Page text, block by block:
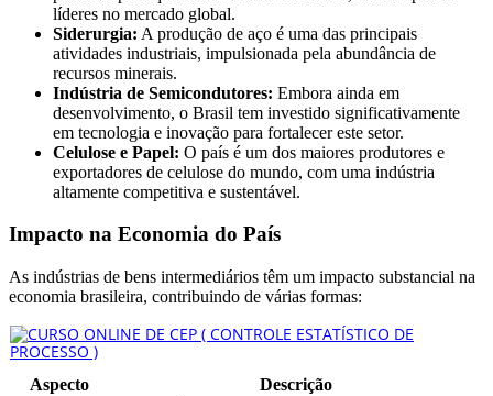
líderes no mercado global.
Siderurgia: A produção de aço é uma das principais
atividades industriais, impulsionada pela abundância de
recursos minerais.
Indústria de Semicondutores: Embora ainda em
desenvolvimento, o Brasil tem investido significativamente
em tecnologia e inovação para fortalecer este setor.
Celulose e Papel: O país é um dos maiores produtores e
exportadores de celulose do mundo, com uma indústria
altamente competitiva e sustentável.
Impacto na Economia do País
As indústrias de bens intermediários têm um impacto substancial na
economia brasileira, contribuindo de várias formas:
Aspecto
Descrição